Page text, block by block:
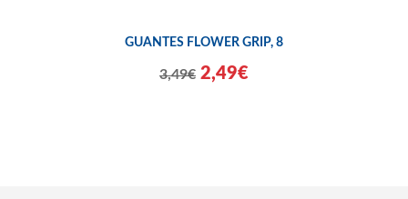
GUANTES FLOWER GRIP, 8
3,49€ 2,49€